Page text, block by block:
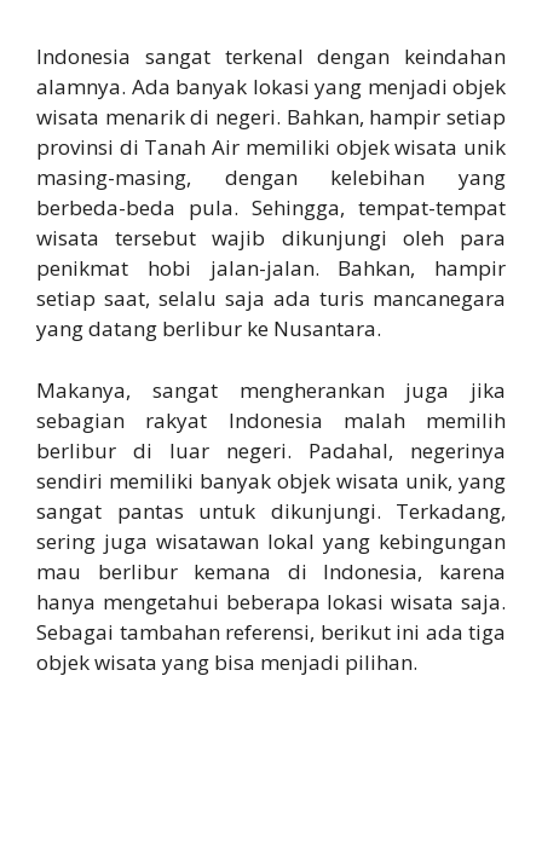
Indonesia sangat terkenal dengan keindahan
alamnya. Ada banyak lokasi yang menjadi objek
wisata menarik di negeri. Bahkan, hampir setiap
provinsi di Tanah Air memiliki objek wisata unik
masing-masing, dengan kelebihan yang
berbeda-beda pula. Sehingga, tempat-tempat
wisata tersebut wajib dikunjungi oleh para
penikmat hobi jalan-jalan. Bahkan, hampir
setiap saat, selalu saja ada turis mancanegara
yang datang berlibur ke Nusantara.
Makanya, sangat mengherankan juga jika
sebagian rakyat Indonesia malah memilih
berlibur di luar negeri. Padahal, negerinya
sendiri memiliki banyak objek wisata unik, yang
sangat pantas untuk dikunjungi. Terkadang,
sering juga wisatawan lokal yang kebingungan
mau berlibur kemana di Indonesia, karena
hanya mengetahui beberapa lokasi wisata saja.
Sebagai tambahan referensi, berikut ini ada tiga
objek wisata yang bisa menjadi pilihan.